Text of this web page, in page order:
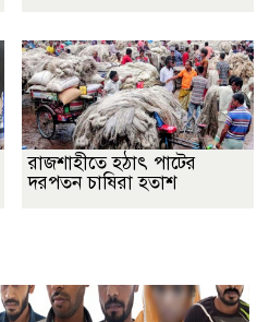
রাজশাহীতে হঠাৎ পাটের
দরপতন চাষিরা হতাশ